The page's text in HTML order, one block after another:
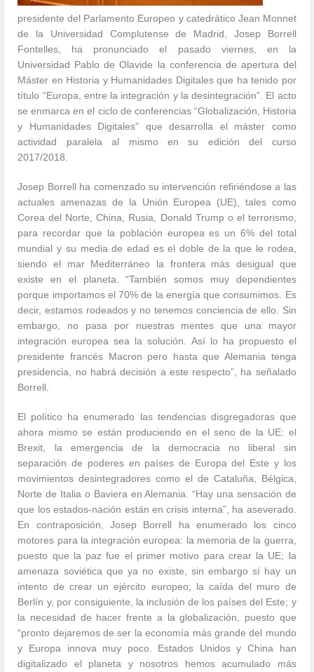
presidente del Parlamento Europeo y catedrático Jean Monnet
de la Universidad Complutense de Madrid, Josep Borrell
Fontelles, ha pronunciado el pasado viernes, en la
Universidad Pablo de Olavide la conferencia de apertura del
Máster en Historia y Humanidades Digitales que ha tenido por
título “Europa, entre la integración y la desintegración”. El acto
se enmarca en el ciclo de conferencias “Globalización, Historia
y Humanidades Digitales” que desarrolla el máster como
actividad paralela al mismo en su edición del curso
2017/2018.
Josep Borrell ha comenzado su intervención refiriéndose a las
actuales amenazas de la Unión Europea (UE), tales como
Corea del Norte, China, Rusia, Donald Trump o el terrorismo,
para recordar que la población europea es un 6% del total
mundial y su media de edad es el doble de la que le rodea,
siendo el mar Mediterráneo la frontera más desigual que
existe en el planeta. “También somos muy dependientes
porque importamos el 70% de la energía que consumimos. Es
decir, estamos rodeados y no tenemos conciencia de ello. Sin
embargo, no pasa por nuestras mentes que una mayor
integración europea sea la solución. Así lo ha propuesto el
presidente francés Macron pero hasta que Alemania tenga
presidencia, no habrá decisión a este respecto”, ha señalado
Borrell.
El político ha enumerado las tendencias disgregadoras que
ahora mismo se están produciendo en el seno de la UE: el
Brexit, la emergencia de la democracia no liberal sin
separación de poderes en países de Europa del Este y los
movimientos desintegradores como el de Cataluña, Bélgica,
Norte de Italia o Baviera en Alemania. “Hay una sensación de
que los estados-nación están en crisis interna”, ha aseverado.
En contraposición, Josep Borrell ha enumerado los cinco
motores para la integración europea: la memoria de la guerra,
puesto que la paz fue el primer motivo para crear la UE; la
amenaza soviética que ya no existe, sin embargo sí hay un
intento de crear un ejército europeo; la caída del muro de
Berlín y, por consiguiente, la inclusión de los países del Este; y
la necesidad de hacer frente a la globalización, puesto que
“pronto dejaremos de ser la economía más grande del mundo
y Europa innova muy poco. Estados Unidos y China han
digitalizado el planeta y nosotros hemos acumulado más